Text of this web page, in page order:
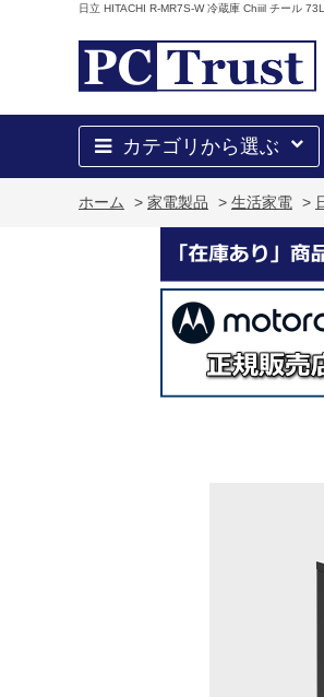
日立 HITACHI R-MR7S-W 冷蔵庫 Chiiil チール
カテゴリから選ぶ
ホーム > 家電製品 > 生活家電 >